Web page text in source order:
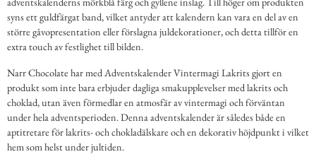
syns ett guldfärgat band, vilket antyder att kalendern kan vara en del av en
större gåvopresentation eller förslagna juldekorationer, och detta tillför en
extra touch av festlighet till bilden.
Narr Chocolate har med Adventskalender Vintermagi Lakrits gjort en
produkt som inte bara erbjuder dagliga smakupplevelser med lakrits och
choklad, utan även förmedlar en atmosfär av vintermagi och förväntan
under hela adventsperioden. Denna adventskalender är således både en
aptitretare för lakrits- och chokladälskare och en dekorativ höjdpunkt i vilket
hem som helst under jultiden.